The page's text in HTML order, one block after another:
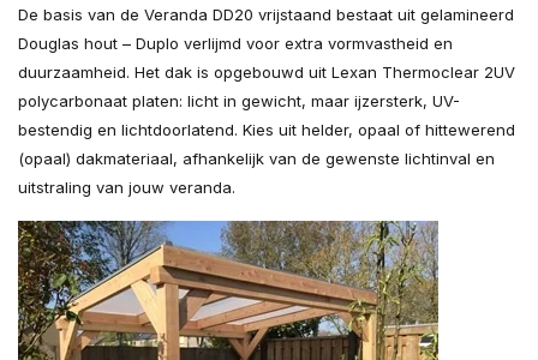
De basis van de Veranda DD20 vrijstaand bestaat uit gelamineerd
Douglas hout – Duplo verlijmd voor extra vormvastheid en
duurzaamheid. Het dak is opgebouwd uit Lexan Thermoclear 2UV
polycarbonaat platen: licht in gewicht, maar ijzersterk, UV-
bestendig en lichtdoorlatend. Kies uit helder, opaal of hittewerend
(opaal) dakmateriaal, afhankelijk van de gewenste lichtinval en
uitstraling van jouw veranda.